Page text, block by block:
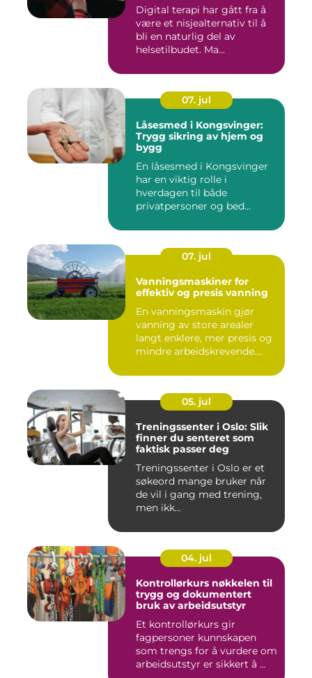
Digital terapi har gått fra å
være et nisjealternativ til å
bli en naturlig del av
helsetilbudet. Ma...
07. jul
Låsesmed i Kongsvinger:
Trygg sikring av hjem og
bygg
En låsesmed i Kongsvinger
har en viktig rolle i
hverdagen til både
privatpersoner og bed...
07. jul
Vanningsmaskiner for
effektiv og presis vanning
En vanningsmaskin gjør
vanning av store arealer
langt enklere, mer presis og
mindre arbeidskrevende....
05. jul
Treningssenter i Oslo: Slik
finner du senteret som
faktisk passer deg
Treningssenter i Oslo er et
søkeord mange bruker når
de vil i gang med trening,
men ikk...
04. jul
Kontrollørkurs nøkkelen til
trygg og dokumentert
bruk av arbeidsutstyr
Et kontrollørkurs gir
fagpersoner kunnskapen
som trengs for å vurdere om
arbeidsutstyr er sikkert å ...